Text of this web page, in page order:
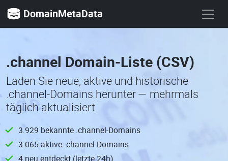
DomainMetaData
.channel Domain-Liste (CSV)
Laden Sie neue, aktive und historische
.channel-Domains herunter — mehrmals
täglich aktualisiert
3.929 bekannte .channel-Domains
3.065 aktive .channel-Domains
4 neu entdeckt (letzte 24h)